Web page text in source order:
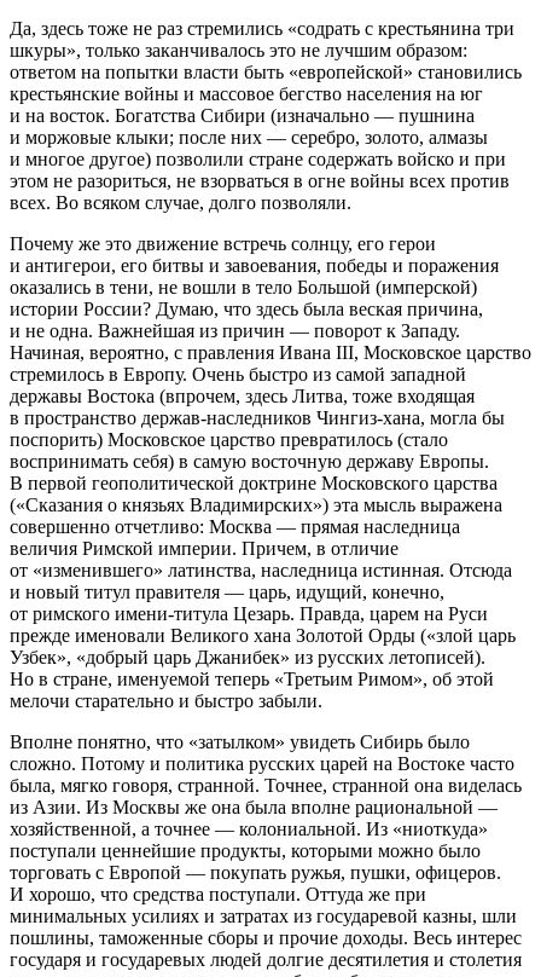
Да, здесь тоже не раз стремились «содрать с крестьянина три
шкуры», только заканчивалось это не лучшим образом:
ответом на попытки власти быть «европейской» становились
крестьянские войны и массовое бегство населения на юг
и на восток. Богатства Сибири (изначально — пушнина
и моржовые клыки; после них — серебро, золото, алмазы
и многое другое) позволили стране содержать войско и при
этом не разориться, не взорваться в огне войны всех против
всех. Во всяком случае, долго позволяли.
Почему же это движение встречь солнцу, его герои
и антигерои, его битвы и завоевания, победы и поражения
оказались в тени, не вошли в тело Большой (имперской)
истории России? Думаю, что здесь была веская причина,
и не одна. Важнейшая из причин — поворот к Западу.
Начиная, вероятно, с правления Ивана III, Московское царство
стремилось в Европу. Очень быстро из самой западной
державы Востока (впрочем, здесь Литва, тоже входящая
в пространство держав-наследников Чингиз-хана, могла бы
поспорить) Московское царство превратилось (стало
воспринимать себя) в самую восточную державу Европы.
В первой геополитической доктрине Московского царства
(«Сказания о князьях Владимирских») эта мысль выражена
совершенно отчетливо: Москва — прямая наследница
величия Римской империи. Причем, в отличие
от «изменившего» латинства, наследница истинная. Отсюда
и новый титул правителя — царь, идущий, конечно,
от римского имени-титула Цезарь. Правда, царем на Руси
прежде именовали Великого хана Золотой Орды («злой царь
Узбек», «добрый царь Джанибек» из русских летописей).
Но в стране, именуемой теперь «Третьим Римом», об этой
мелочи старательно и быстро забыли.
Вполне понятно, что «затылком» увидеть Сибирь было
сложно. Потому и политика русских царей на Востоке часто
была, мягко говоря, странной. Точнее, странной она виделась
из Азии. Из Москвы же она была вполне рациональной —
хозяйственной, а точнее — колониальной. Из «ниоткуда»
поступали ценнейшие продукты, которыми можно было
торговать с Европой — покупать ружья, пушки, офицеров.
И хорошо, что средства поступали. Оттуда же при
минимальных усилиях и затратах из государевой казны, шли
пошлины, таможенные сборы и прочие доходы. Весь интерес
государя и государевых людей долгие десятилетия и столетия